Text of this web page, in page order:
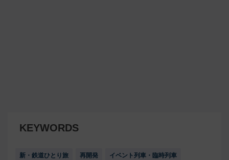
KEYWORDS
新・鉄道ひとり旅 再開発 イベント列車・臨時列車